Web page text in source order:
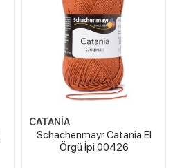
CATANİA
Schachenmayr Catania El
Örgü İpi 00426